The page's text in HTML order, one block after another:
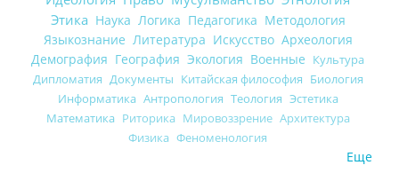
Этика Наука Логика Педагогика Методология
Языкознание Литература Искусство Археология
Демография География Экология Военные Культура
Дипломатия Документы Китайская философия Биология
Информатика Антропология Теология Эстетика
Математика Риторика Мировоззрение Архитектура
Физика Феноменология
Еще